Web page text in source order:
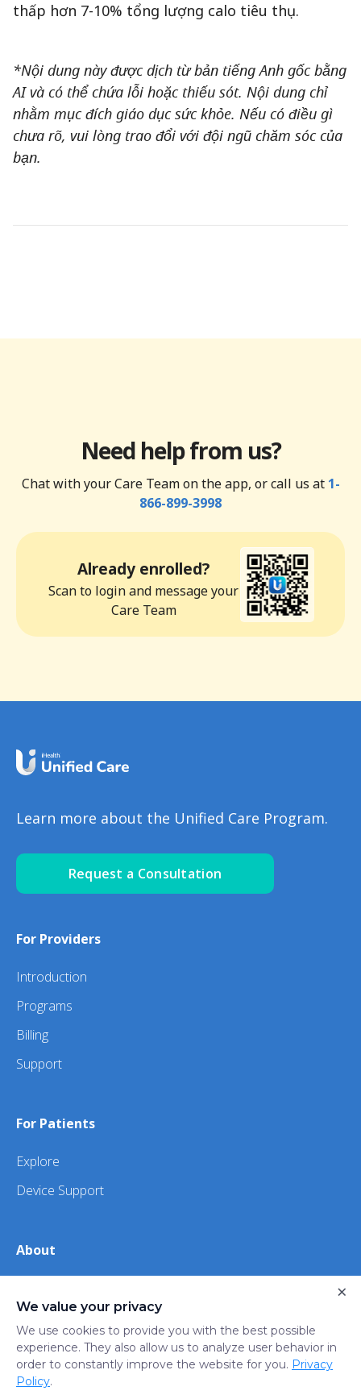
thấp hơn 7-10% tổng lượng calo tiêu thụ.
*Nội dung này được dịch từ bản tiếng Anh gốc bằng
AI và có thể chứa lỗi hoặc thiếu sót. Nội dung chỉ
nhằm mục đích giáo dục sức khỏe. Nếu có điều gì
chưa rõ, vui lòng trao đổi với đội ngũ chăm sóc của
bạn.
Need help from us?
Chat with your Care Team on the app, or call us at 1-
866-899-3998
Already enrolled?
Scan to login and message your
Care Team
Learn more about the Unified Care Program.
Request a Consultation
For Providers
Introduction
Programs
Billing
Support
For Patients
Explore
Device Support
About
iHealth
Privacy
Trust
Do not sell or share my
We value your privacy
We use cookies to provide you with the best possible
experience. They also allow us to analyze user behavior in
order to constantly improve the website for you. Privacy
Policy.
×